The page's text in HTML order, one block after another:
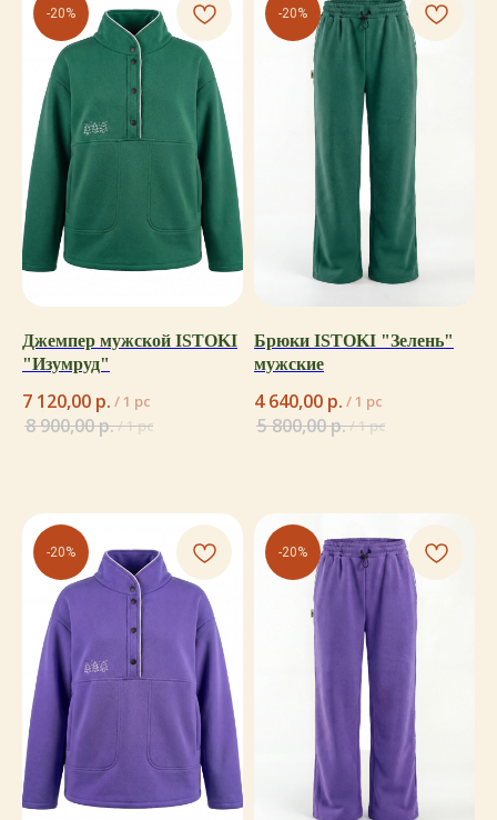
-20%
Джемпер мужской ISTOKI
"Изумруд"
7 120,00 р. / 1 pc
8 900,00р./1 pc
-20%
Брюки ISTOKI "Зелень"
мужские
4 640,00 р. / 1 pc
5 800,00р./1 pc
-20% -20%